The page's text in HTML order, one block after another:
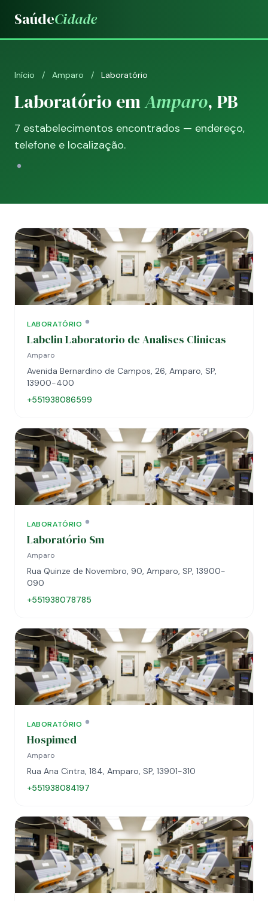
SaúdeCidade
Início / Amparo / Laboratório
Laboratório emAmparo, PB
7 estabelecimentos encontrados — endereço,
telefone e localização.
LABORATÓRIO
Labclin Laboratorio de Analises Clinicas
Amparo
Avenida Bernardino de Campos, 26, Amparo, SP,
13900-400
+551938086599
LABORATÓRIO
Laboratório Sm
Amparo
Rua Quinze de Novembro, 90, Amparo, SP, 13900-
090
+551938078785
LABORATÓRIO
Hospimed
Amparo
Rua Ana Cintra, 184, Amparo, SP, 13901-310
+551938084197